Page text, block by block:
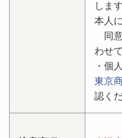
しま
本人に
同意
わせ
・個
東京
認く